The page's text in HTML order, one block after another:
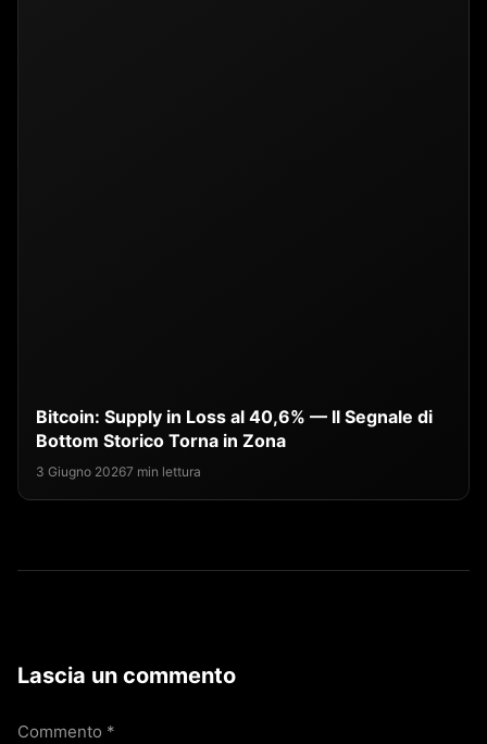
Bitcoin: Supply in Loss al 40,6% — Il Segnale di
Bottom Storico Torna in Zona
3 Giugno 20267 min lettura
Lascia un commento
Commento *